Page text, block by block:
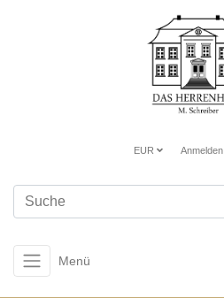
EUR Anmelden
Menü